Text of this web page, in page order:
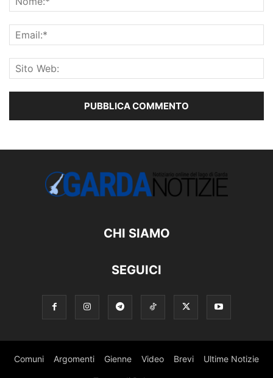
CHI SIAMO
SEGUICI
Comuni Argomenti Gienne Video Brevi Ultime Notizie